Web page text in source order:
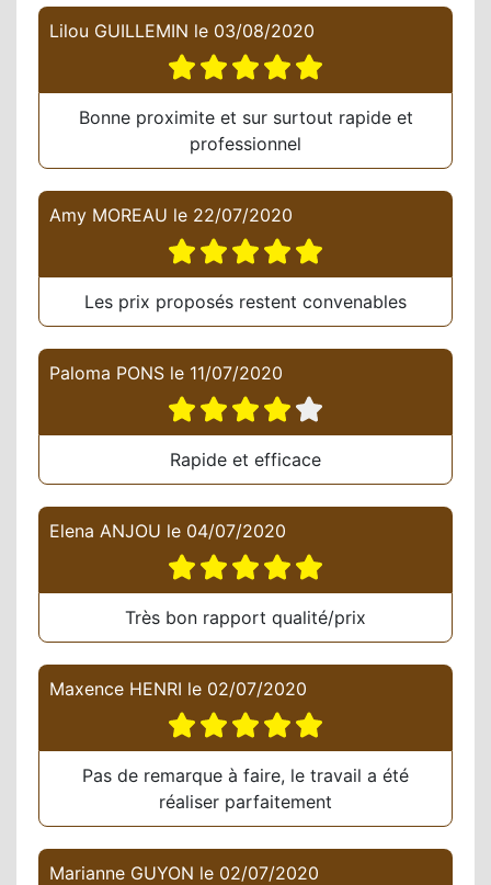
Lilou GUILLEMIN le 03/08/2020
Bonne proximite et sur surtout rapide et
professionnel
Amy MOREAU le 22/07/2020
Les prix proposés restent convenables
Paloma PONS le 11/07/2020
Rapide et efficace
Elena ANJOU le 04/07/2020
Très bon rapport qualité/prix
Maxence HENRI le 02/07/2020
Pas de remarque à faire, le travail a été
réaliser parfaitement
Marianne GUYON le 02/07/2020